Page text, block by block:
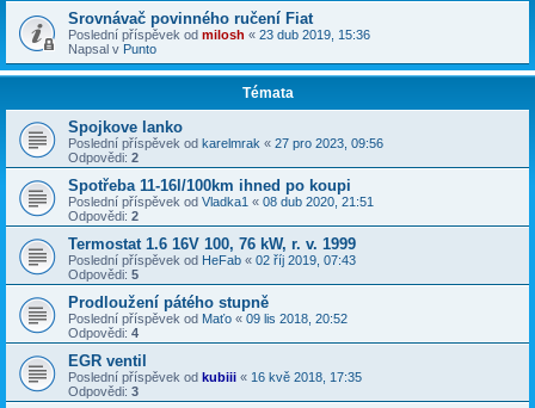
Srovnávač povinného ručení Fiat
Poslední příspěvek od milosh « 23 dub 2019, 15:36
Napsal v Punto
Témata
Spojkove lanko
Poslední příspěvek od karelmrak « 27 pro 2023, 09:56
Odpovědi: 2
Spotřeba 11-16l/100km ihned po koupi
Poslední příspěvek od Vladka1 « 08 dub 2020, 21:51
Odpovědi: 2
Termostat 1.6 16V 100, 76 kW, r. v. 1999
Poslední příspěvek od HeFab « 02 říj 2019, 07:43
Odpovědi: 5
Prodloužení pátého stupně
Poslední příspěvek od Maťo « 09 lis 2018, 20:52
Odpovědi: 4
EGR ventil
Poslední příspěvek od kubiii « 16 kvě 2018, 17:35
Odpovědi: 3